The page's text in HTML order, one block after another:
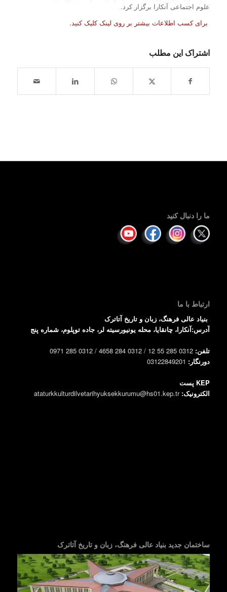
علوم اجتماعی آنکارا برگزار کرد.
برای کسب اطلاعات بیشتر بر روی لینک کلیک کنید.
اشتراک این مطلب
ما را دنبال کنید
ارتباط با ما
بنیاد عالی فرهنگ، زبان و تاریخ آتاترک
آدرس:آنکارا، چانقایا، محله یونیورسیته لر، جاده توپلوم، شماره پنج
تلفن:
دورنگار:
KEP پست
الکترونیک:ataturkkulturdilvetarihyuksekkurumu@hs01.kep.tr
ساختمان جدید بنیاد عالی فرهنگ، زبان و تاریخ آتاترک